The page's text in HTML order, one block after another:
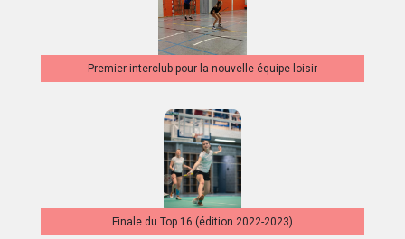
Premier interclub pour la nouvelle équipe loisir
Finale du Top 16 (édition 2022-2023)